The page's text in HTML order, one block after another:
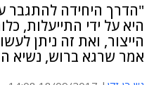
"הדרך היחידה להתגבר
היא על ידי התייעלות,
הייצור, ואת זה ניתן
אמר שרגא ברוש, נשיא